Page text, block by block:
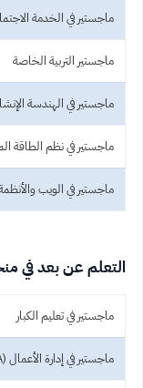
ماجستير في الخدمة
ماجستير التربية الخاصة
ماجستير في الهندسة
ماجستير في نظم الطاقة
ماجستير في الويب
التعلم عن بعد في
ماجستير في تعليم الكبار
ماجستير في إدارة الأعمال (MBA)